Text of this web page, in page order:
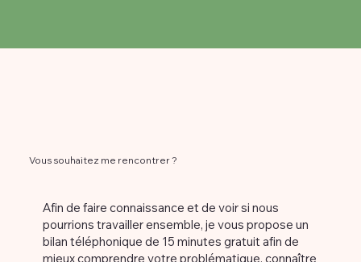
Vous souhaitez me rencontrer ?
Afin de faire connaissance et de voir si nous
pourrions travailler ensemble, je vous propose un
bilan téléphonique de 15 minutes gratuit afin de
mieux comprendre votre problématique, connaître